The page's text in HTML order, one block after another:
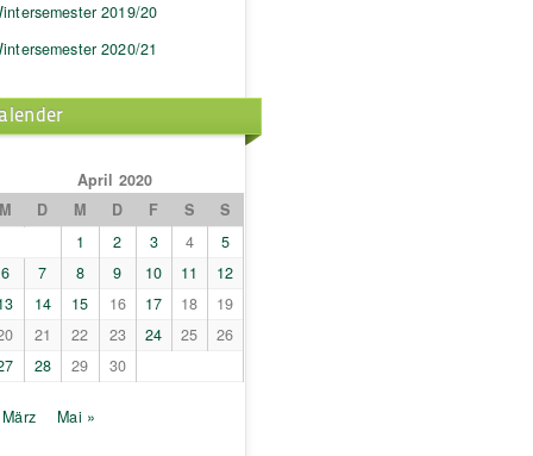
2019/20
2020/21
April 2020
M
D M D F S
S
1
2 3 4
5
6
7 8 9 10 11
12
14 15 16 17 18
19
21 22 23 24 25
26
28 29 30
Mai »